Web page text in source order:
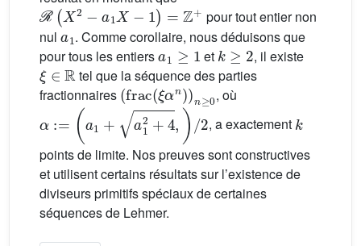
pour tout entier non
nul
a1
. Comme corollaire, nous déduisons que
pour tous les entiers
a1≥1
et
k≥2
, il existe
ξ∈ℝ
tel que la séquence des parties
fractionnaires
frac(ξαn)n≥0
, où
1+ 4,/2
, a exactement
points de limite. Nos preuves sont constructives
et utilisent certains résultats sur l’existence de
diviseurs primitifs spéciaux de certaines
séquences de Lehmer.